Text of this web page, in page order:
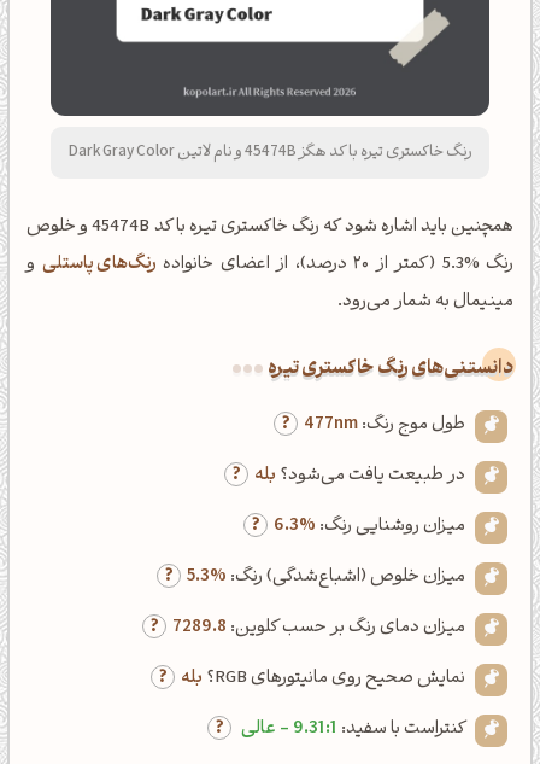
رنگ خاکستری تیره با کد هگز 45474B و نام لاتین Dark Gray Color
همچنین باید اشاره شود که رنگ خاکستری تیره با کد 45474B و خلوص
رنگ %5.3 (کمتر از ۲۰ درصد)، از اعضای خانواده
رنگ‌های پاستلی و
مینیمال به شمار می‌رود.
دانستنی‌های رنگ خاکستری تیره
طول موج رنگ:477nm
در طبیعت یافت می‌شود؟ بله
میزان روشنایی رنگ: 6.3%
میزان خلوص (اشباع‌شدگی) رنگ: 5.3%
میزان دمای رنگ بر حسب کلوین: 7289.8
نمایش صحیح روی مانیتورهای RGB؟
بله
کنتراست با سفید: 9.31:1 - عالی